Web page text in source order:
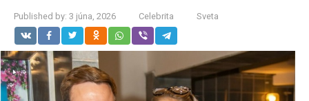
Published by: 3 júna, 2026 Celebrita Sveta